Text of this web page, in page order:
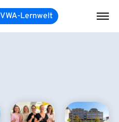
VWA-Lernwelt